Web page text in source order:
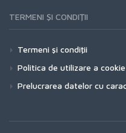
TERMENI ŞI CONDIŢII
Termeni şi condiţii
Politica de utilizare a
Prelucrarea datelor cu